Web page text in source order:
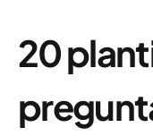
20